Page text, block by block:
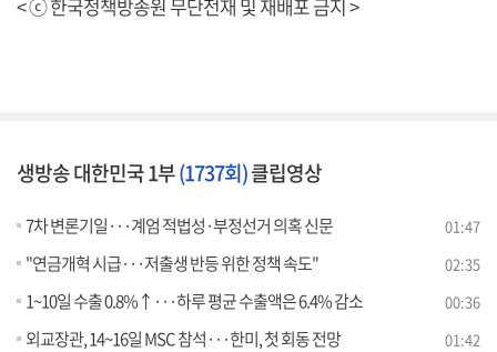
< ⓒ 한국정책방송원 무단전재 및 재배포 금지 >
생방송 대한민국 1부(1737회)클립영상
7차 변론기일···계엄 적법성·부정선거 의혹 신문 01:47
"연금개혁 시급···저출생 반등 위한 정책 속도" 02:35
1~10일 수출 0.8%↑···하루 평균 수출액은 6.4% 감소 00:36
외교장관, 14~16일 MSC 참석···한미, 첫 회동 전망 01:42